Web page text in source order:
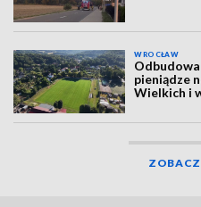
WROCŁAW
pieniądze
Wielkich i
ZOBACZ